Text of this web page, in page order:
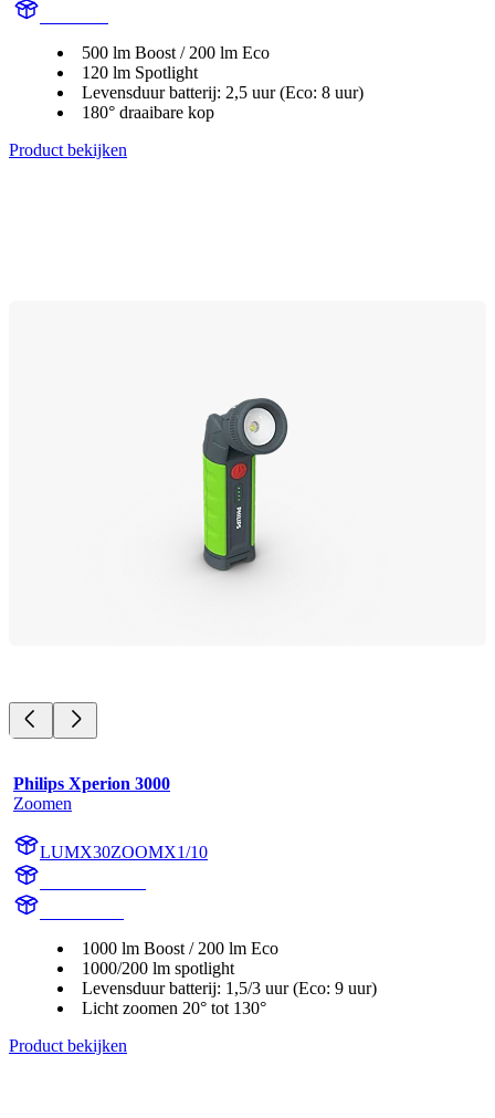
500 lm Boost / 200 lm Eco
120 lm Spotlight
Levensduur batterij: 2,5 uur (Eco: 8 uur)
180° draaibare kop
Product bekijken
Philips Xperion 3000
Zoomen
LUMX30ZOOMX1/10
1000 lm Boost / 200 lm Eco
1000/200 lm spotlight
Levensduur batterij: 1,5/3 uur (Eco: 9 uur)
Licht zoomen 20° tot 130°
Product bekijken